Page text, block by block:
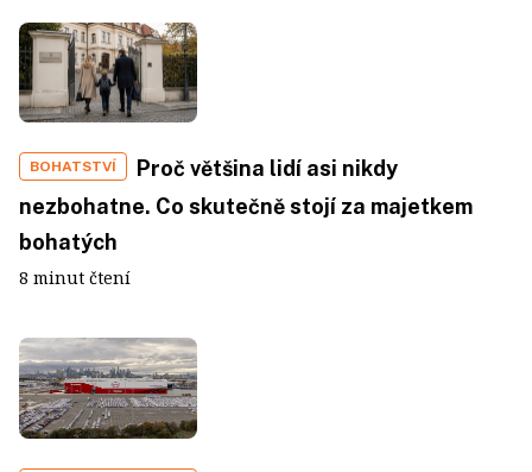
BOHATSTVÍ
Proč většina lidí asi nikdy
nezbohatne. Co skutečně stojí za majetkem
bohatých
8 minut čtení